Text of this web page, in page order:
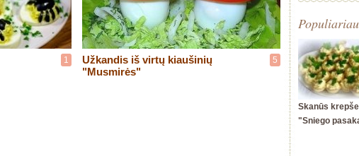
1
Užkandis iš virtų kiaušinių
"Musmirės"
5
Skanūs
"Sniego